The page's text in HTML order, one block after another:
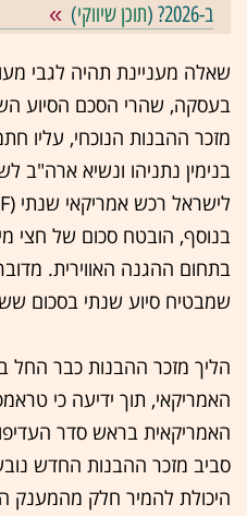
ב-2026? (
תוכן שיווקי)
שאלה מעניינת תהיה לגבי
בנימין נתניהו ונשיא
בנוסף, הובטח סכום של חצי
בתחום ההגנה האווירית.
שמבטיח סיוע שנתי בסכום ששווה
הליך מזכר ההבנות כבר
האמריקאי, תוך ידיעה כי
האמריקאית בראש סדר
היכולת להמיר חלק מהמענק